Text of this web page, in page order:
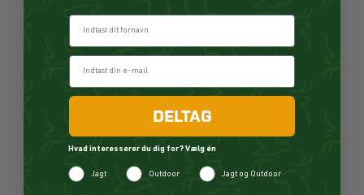
Haglöfs Ridge GTX Mid Støvle Women True Black
FØR 1.129,00 DKK
KØB
Fornavn
DELTAG
Hvad interesserer du dig for? Vælg én
Jagt Outdoor Jagt og Outdoor